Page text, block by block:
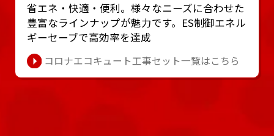
省エネ・快適・便利。様々なニーズに合わせた
豊富なラインナップが魅⼒です。ES制御エネル
ギーセーブで⾼効率を達成
コロナエコキュート工事セット一覧はこちら